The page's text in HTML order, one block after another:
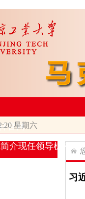
官网
介现任领导机构设
星期六
习